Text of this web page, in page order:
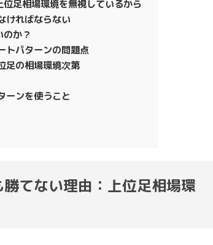
足相場環境を無視しているから
ければならない
か？
トパターンの問題点
足の相場環境次第
ーンを使うこと
てない理由：上位足相場環